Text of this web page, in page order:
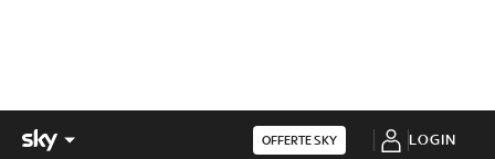
OFFERTE SKY LOGIN